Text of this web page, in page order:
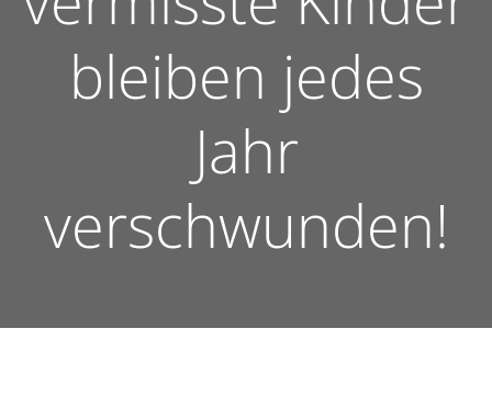
bleiben jedes
Jahr
verschwunden!